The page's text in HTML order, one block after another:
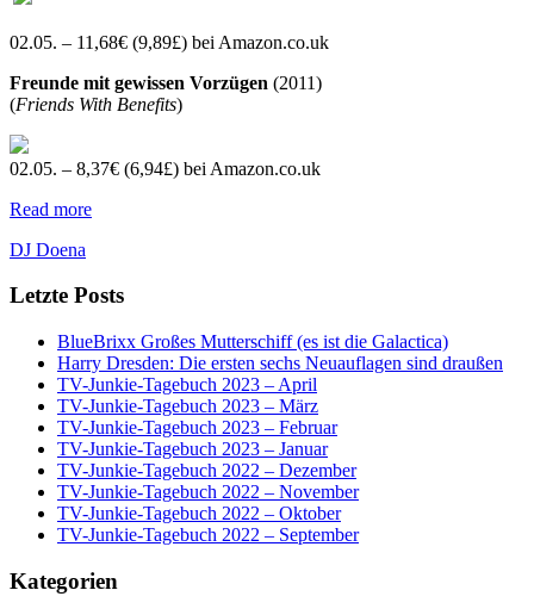
02.05. – 11,68€ (9,89£) bei Amazon.co.uk
Freunde mit gewissen Vorzügen (2011)
(Friends With Benefits)
02.05. – 8,37€ (6,94£) bei Amazon.co.uk
Read more
DJ Doena
Letzte Posts
BlueBrixx Großes Mutterschiff (es ist die Galactica)
Harry Dresden: Die ersten sechs Neuauflagen sind draußen
TV-Junkie-Tagebuch 2023 – April
TV-Junkie-Tagebuch 2023 – März
TV-Junkie-Tagebuch 2023 – Februar
TV-Junkie-Tagebuch 2023 – Januar
TV-Junkie-Tagebuch 2022 – Dezember
TV-Junkie-Tagebuch 2022 – November
TV-Junkie-Tagebuch 2022 – Oktober
TV-Junkie-Tagebuch 2022 – September
Kategorien